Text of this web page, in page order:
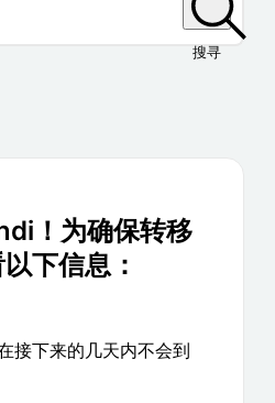
搜寻
！为确保转移
下信息：
接下来的几天内不会到